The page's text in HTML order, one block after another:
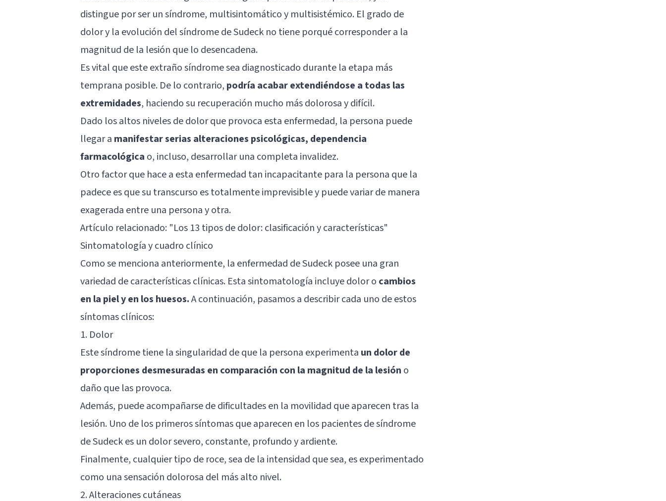
distingue por ser un síndrome, multisintomático y multisistémico. El grado de
dolor y la evolución del síndrome de Sudeck no tiene porqué corresponder a la
magnitud de la lesión que lo desencadena.
Es vital que este extraño síndrome sea diagnosticado durante la etapa más
temprana posible. De lo contrario, podría acabar extendiéndose a todas las
extremidades, haciendo su recuperación mucho más dolorosa y difícil.
Dado los altos niveles de dolor que provoca esta enfermedad, la persona puede
llegar a manifestar serias alteraciones psicológicas, dependencia
farmacológica o, incluso, desarrollar una completa invalidez.
Otro factor que hace a esta enfermedad tan incapacitante para la persona que la
padece es que su transcurso es totalmente imprevisible y puede variar de manera
exagerada entre una persona y otra.
Artículo relacionado: "Los 13 tipos de dolor: clasificación y características"
Sintomatología y cuadro clínico
Como se menciona anteriormente, la enfermedad de Sudeck posee una gran
variedad de características clínicas. Esta sintomatología incluye dolor o cambios
en la piel y en los huesos.A continuación, pasamos a describir cada uno de estos
síntomas clínicos:
1. Dolor
Este síndrome tiene la singularidad de que la persona experimenta un dolor de
proporciones desmesuradas en comparación con la magnitud de la lesión o
daño que las provoca.
Además, puede acompañarse de dificultades en la movilidad que aparecen tras la
lesión. Uno de los primeros síntomas que aparecen en los pacientes de síndrome
de Sudeck es un dolor severo, constante, profundo y ardiente.
Finalmente, cualquier tipo de roce, sea de la intensidad que sea, es experimentado
como una sensación dolorosa del más alto nivel.
2. Alteraciones cutáneas